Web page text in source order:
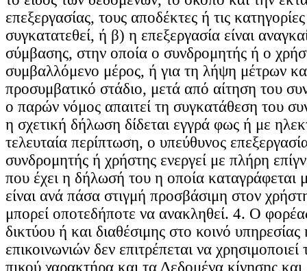
επεξεργασίας, τους αποδέκτες ή τις
συγκατατεθεί, ή β) η επεξεργασία είναι
σύμβασης, στην οποία ο συνδρομητής ή ο
συμβαλλόμενο μέρος, ή για τη λήψη μέτρων
προσυμβατικό στάδιο, μετά από αίτηση του
ο παρών νόμος απαιτεί τη συγκατάθεση του
η σχετική δήλωση δίδεται εγγρά φως ή με
τελευταία περίπτωση, ο υπεύθυνος
συνδρομητής ή χρήστης ενεργεί με πλήρη
που έχει η δήλωσή του η οποία καταγράφεται
είναι ανά πάσα στιγμή προσβάσιμη στον
μπορεί οποτεδήποτε να ανακληθεί. 4. Ο
δικτύου ή και διαθέσιμης στο κοινό
επικοινωνιών δεν επιτρέπεται να
πικού χαρακτήρα και τα Δεδομένα κίνησης